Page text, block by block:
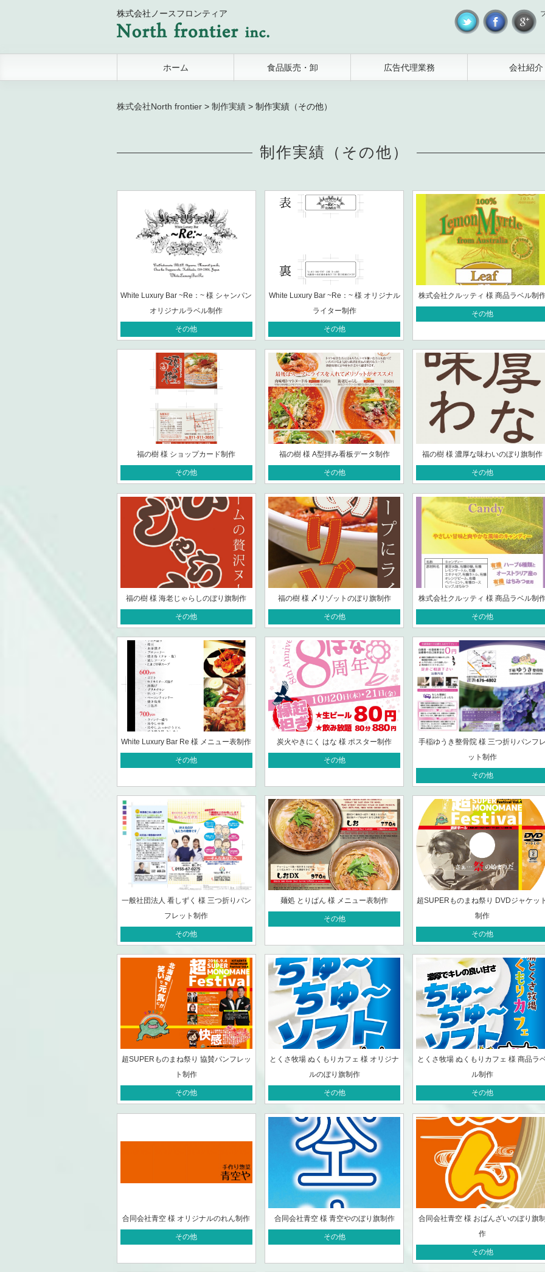
株式会社ノースフロンティア
ホーム 食品販売・卸 広告代理業務 会社紹介
株式会社North frontier > 制作実績 > 制作実績（その他）
制作実績（その他）
White Luxury Bar ~Re：~ 様 シャンパン
オリジナルラベル制作
その他
White Luxury Bar ~Re：~ 様 オリジナル
ライター制作
その他
株式会社クルッティ 様 商品ラベル制
その他
福の樹 様 ショップカード制作
その他
福の樹 様 A型拝み看板データ制作
その他
福の樹 様 濃厚な味わいのぼり旗制作
その他
福の樹 様 海老じゃらしのぼり旗制作
その他
福の樹 様 〆リゾットのぼり旗制作
その他
株式会社クルッティ 様 商品ラベル制
その他
White Luxury Bar Re 様 メニュー表制作
その他
炭火やきにく はな 様 ポスター制作
その他
手稲ゆうき整骨院 様 三つ折りパンフ
ット制作
その他
一般社団法人 看しずく 様 三つ折りパン
フレット制作
その他
麺処 とりぱん 様 メニュー表制作
その他
超SUPERものまね祭り DVDジャケッ
制作
その他
超SUPERものまね祭り 協賛パンフレッ
ト制作
その他
とくさ牧場 ぬくもりカフェ 様 オリジナ
ルのぼり旗制作
その他
とくさ牧場 ぬくもりカフェ 様 商品ラ
ル制作
その他
合同会社青空 様 オリジナルのれん制作
その他
合同会社青空 様 青空やのぼり旗制作
その他
合同会社青空 様 おばんざいのぼり旗
作
その他